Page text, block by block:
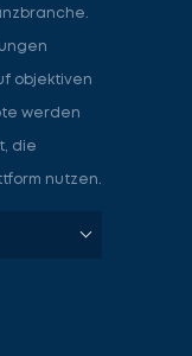
objektiven
werden
die
nutzen.